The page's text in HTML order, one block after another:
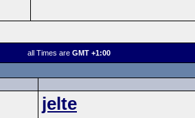
all Times are GMT +1:00
jelte